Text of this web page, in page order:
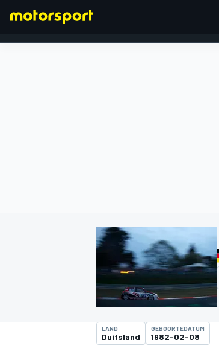
LAND
Duitsland
GEBOORTEDATUM
1982-02-08